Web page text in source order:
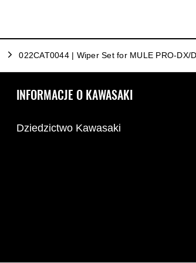
022CAT0044 | Wiper Set for MULE PRO-DX/
INFORMACJE O KAWASAKI
Dziedzictwo Kawasaki